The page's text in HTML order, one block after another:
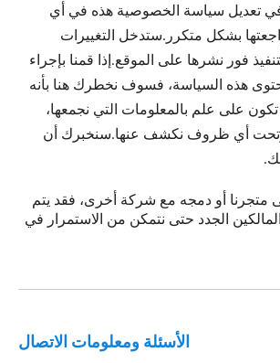
تعديل سياسة الخصوصية هذه في أي
بشكل متكرر.ستدخل التغييرات
فور نشرها على الموقع.إذا قمنا بإجراء
هذه السياسة، فسوف نخطرك هنا بأنه
تكون على علم بالمعلومات التي نجمعها،
أي ظروف نكشف عنها.سنخبرك أن
متجرنا أو دمجه مع شركة أخرى، فقد يتم
الجدد حتى نتمكن من الاستمرار في
الأسئلة ومعلومات الاتصال